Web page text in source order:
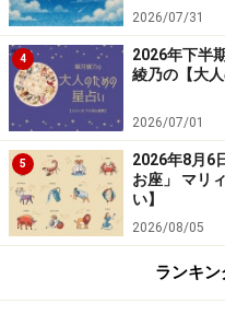
2026/07/31
4
2026年下半
綾乃の【大人
2026/07/01
5
2026年8月6
お座」 マリ
い】
2026/08/05
ランキ